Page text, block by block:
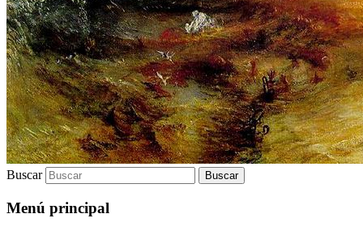
Buscar
Menú principal